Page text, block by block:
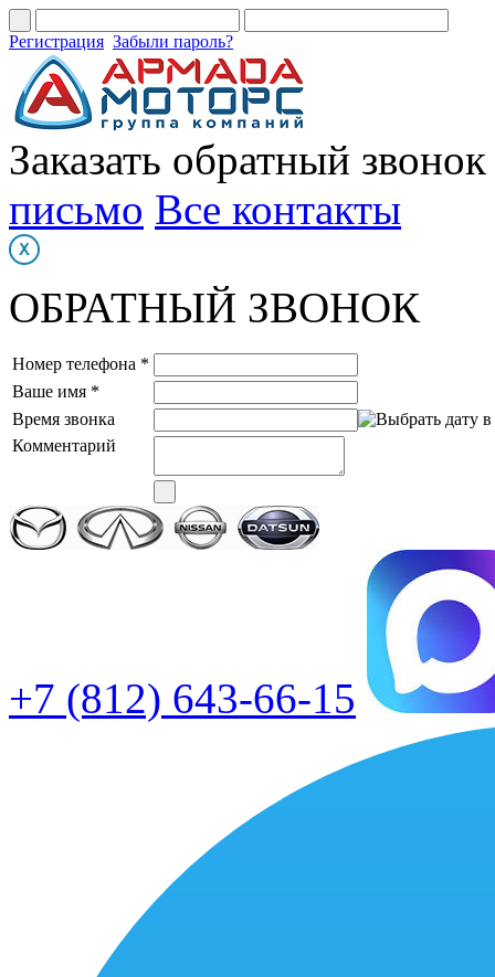
Регистрация Забыли пароль?
Заказать обратный звонок
письмо Все контакты
ОБРАТНЫЙ ЗВОНОК
Номер телефона *
Ваше имя *
Время звонка
Комментарий
+7 (812) 643-66-15